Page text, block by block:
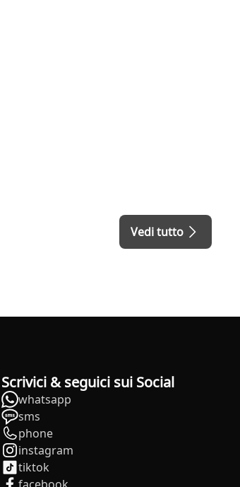
Vedi tutto
Scrivici & seguici sui Social
whatsapp
sms
phone
instagram
tiktok